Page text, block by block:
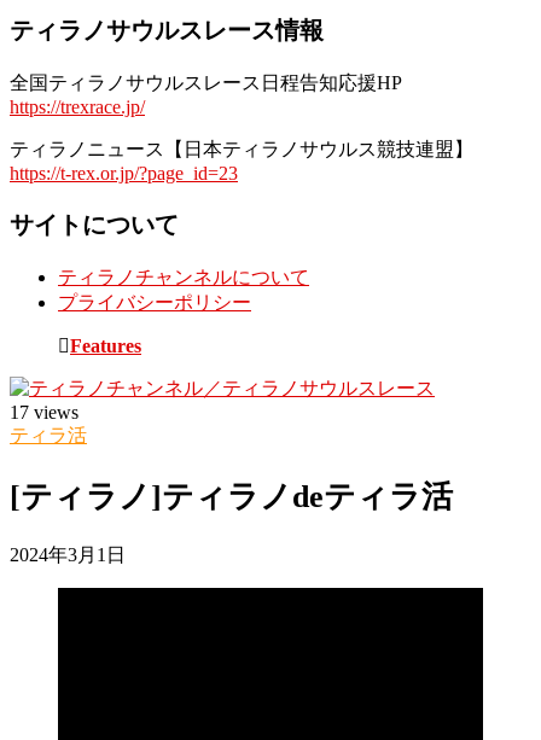
ティラノサウルスレース情報
全国ティラノサウルスレース日程告知応援HP
https://trexrace.jp/
ティラノニュース【日本ティラノサウルス競技連盟】
https://t-rex.or.jp/?page_id=23
サイトについて
ティラノチャンネルについて
プライバシーポリシー
Toggle
&
navigation
Features
17 views
ティラ活
[ティラノ]ティラノdeティラ活
2024年3月1日